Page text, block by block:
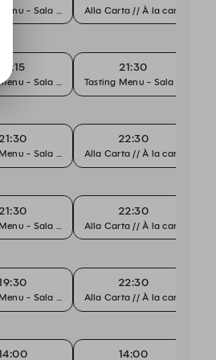
Menu - Sala PrincipaleAlla Carta // À la carte
21:15
Menu - Sala Principale
21:30
Tasting Menu - Sala Principale
21:30
- Sala Principale
22:30
Alla Carta // À la carte
21:30
- Sala Principale
22:30
Alla Carta // À la carte
- Sala Principale
22:30
Alla Carta // À la carte
14:00